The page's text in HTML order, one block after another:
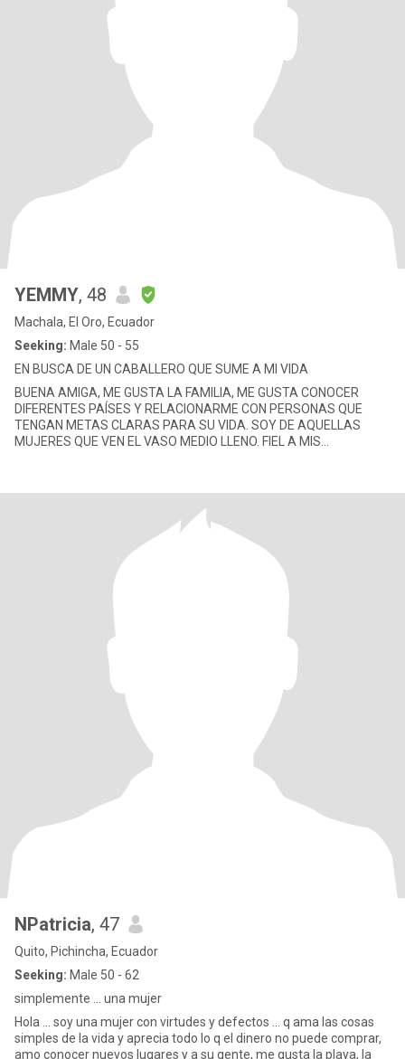
YEMMY, 48
Machala, El Oro, Ecuador
Seeking: Male 50 - 55
EN BUSCA DE UN CABALLERO QUE SUME A MI VIDA
BUENA AMIGA, ME GUSTA LA FAMILIA, ME GUSTA CONOCER
DIFERENTES PAÍSES Y RELACIONARME CON PERSONAS QUE
TENGAN METAS CLARAS PARA SU VIDA. SOY DE AQUELLAS
MUJERES QUE VEN EL VASO MEDIO LLENO. FIEL A MIS
NPatricia, 47
Quito, Pichincha, Ecuador
Seeking: Male 50 - 62
simplemente ... una mujer
Hola ... soy una mujer con virtudes y defectos ... q ama las cosas
simples de la vida y aprecia todo lo q el dinero no puede comprar,
amo conocer nuevos lugares y a su gente, me gusta la playa, la